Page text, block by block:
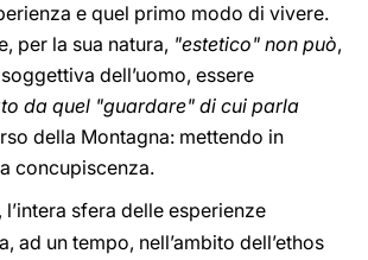
e quel primo modo di vivere.
per la sua natura, "estetico" non può,
dell’uomo, essere
da quel "guardare" di cui parla
della Montagna: mettendo in
concupiscenza.
l’intera sfera delle esperienze
ad un tempo, nell’ambito dell’ethos